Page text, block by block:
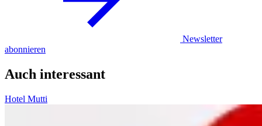
Newsletter
abonnieren
Auch interessant
Hotel Mutti